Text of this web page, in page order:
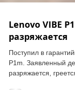
Lenovo VIBE
разряжается
Поступил в